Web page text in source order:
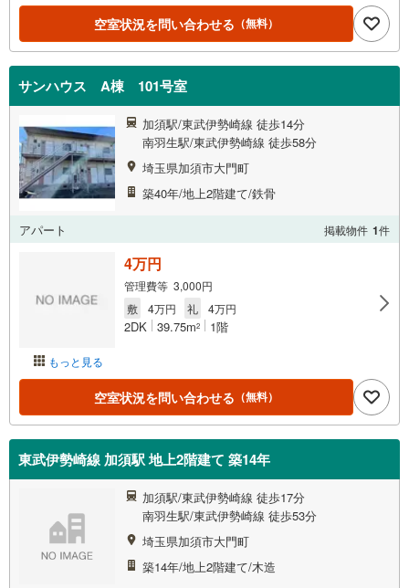
空室状況を問い合わせる （無料）
サンハウス A棟 101号室
加須駅/東武伊勢崎線 徒歩14分
南羽生駅/東武伊勢崎線 徒歩58分
埼玉県加須市大門町
築40年/地上2階建て/鉄骨
アパート 掲載物件 1件
もっと見る
4万円
管理費等 3,000円
敷
4万円 礼 4万円
2DK 39.75m2 1階
空室状況を問い合わせる （無料）
東武伊勢崎線 加須駅 地上2階建て 築14年
加須駅/東武伊勢崎線 徒歩17分
南羽生駅/東武伊勢崎線 徒歩53分
埼玉県加須市大門町
築14年/地上2階建て/木造